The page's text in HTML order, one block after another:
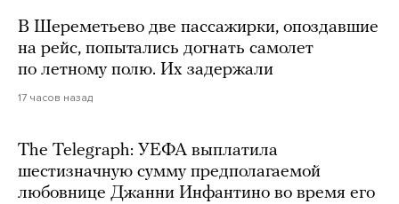
В Шереметьево две пассажирки, опоздавшие
на рейс, попытались догнать самолет
по летному полю. Их задержали
17 часов назад
The Telegraph: УЕФА выплатила
шестизначную сумму предполагаемой
любовнице Джанни Инфантино во время его